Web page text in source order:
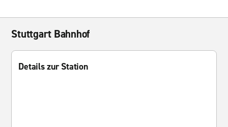
Stuttgart Bahnhof
Details zur Station